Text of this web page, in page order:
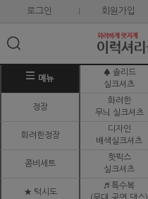
로그인 회원가입
메뉴
♠ 솔리드
실크셔츠
정장
화려한
무늬 실크셔츠
화려한정장
디자인
배색실크셔츠
콤비세트
핫픽스
실크셔츠
★ 턱시도
♬ 특수복